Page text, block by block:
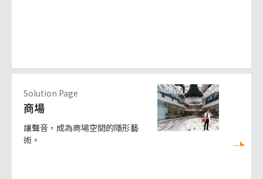
Solution Page
商場
讓聲音，成為商場空間的隱形藝
術。